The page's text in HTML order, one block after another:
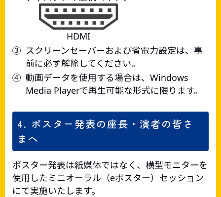
HDMI
③ スクリーンセーバーおよび省電力設定は、事
前に必ず解除してください。
④ 動画データを使用する場合は、Windows
Media Playerで再生可能な形式に限ります。
4. ポスター発表の座長・演者の皆さ
まへ
ポスター発表は紙媒体ではなく、横型モニターを
使用したミニオーラル（eポスター）セッション
にて実施いたします。